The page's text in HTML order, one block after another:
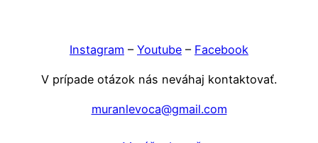
Instagram – Youtube – Facebook
V prípade otázok nás neváhaj kontaktovať.
muranlevoca@gmail.com